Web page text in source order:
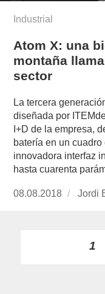
Industrial
Atom X: una
montaña
sector
La tercera
diseñada por
I+D de la empresa,
batería en un
innovadora interfaz
hasta cuarenta
Publicado
08.08.2018 Jordi
PÁGINA1